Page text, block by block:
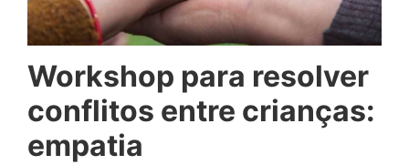
Workshop para resolver
conflitos entre crianças:
empatia